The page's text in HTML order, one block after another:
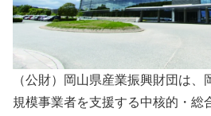
（公財）岡山県産業振興財団は
規模事業者を支援する中核的・総